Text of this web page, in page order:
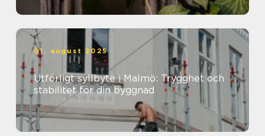
01. august 2025
Utförligt syllbyte i Malmö: Trygghet och
stabilitet för din byggnad